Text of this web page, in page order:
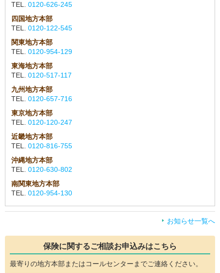
TEL. 0120-626-245
四国地方本部
TEL. 0120-122-545
関東地方本部
TEL. 0120-954-129
東海地方本部
TEL. 0120-517-117
九州地方本部
TEL. 0120-657-716
東京地方本部
TEL. 0120-120-247
近畿地方本部
TEL. 0120-816-755
沖縄地方本部
TEL. 0120-630-802
南関東地方本部
TEL. 0120-954-130
お知らせ一覧へ
保険に関するご相談お申込みはこちら
最寄りの地方本部またはコールセンターまでご連絡ください。